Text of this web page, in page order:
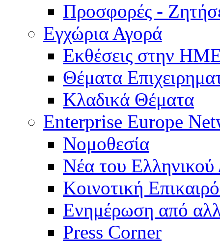
Προσφορές -
Εγχώρια Αγορά
Εκθέσεις στην
Θέματα
Κλαδικά Θέματα
Enterprise Europe
Νομοθεσία
Νέα του Ελληνικού
Κοινοτική
Ενημέρωση από
Press Corner